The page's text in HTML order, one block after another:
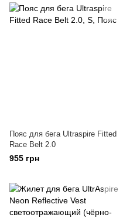
Пояс для бега Ultraspire Fitted
Race Belt 2.0
955 грн